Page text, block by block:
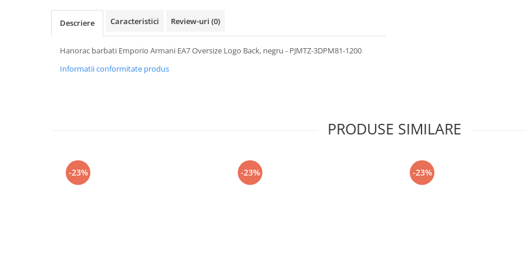
Descriere Caracteristici Review-uri (0)
Hanorac barbati Emporio Armani EA7 Oversize Logo Back, negru - PJMTZ-3DPM81-1200
Informatii conformitate produs
PRODUSE SIMILARE
-23% -23% -23%